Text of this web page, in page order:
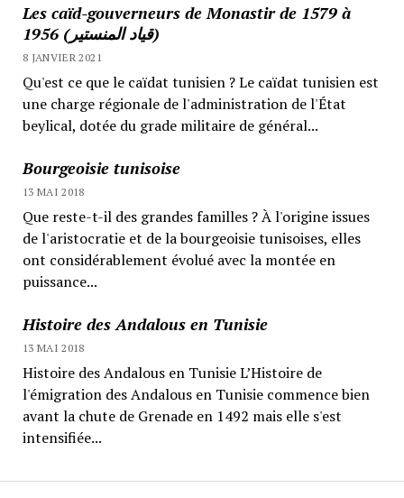
Les caïd-gouverneurs de Monastir de 1579 à
1956 (قياد المنستير)
8 JANVIER 2021
Qu'est ce que le caïdat tunisien ? Le caïdat tunisien est
une charge régionale de l'administration de l'État
beylical, dotée du grade militaire de général...
Bourgeoisie tunisoise
13 MAI 2018
Que reste-t-il des grandes familles ? À l'origine issues
de l'aristocratie et de la bourgeoisie tunisoises, elles
ont considérablement évolué avec la montée en
puissance...
Histoire des Andalous en Tunisie
13 MAI 2018
Histoire des Andalous en Tunisie L’Histoire de
l'émigration des Andalous en Tunisie commence bien
avant la chute de Grenade en 1492 mais elle s'est
intensifiée...